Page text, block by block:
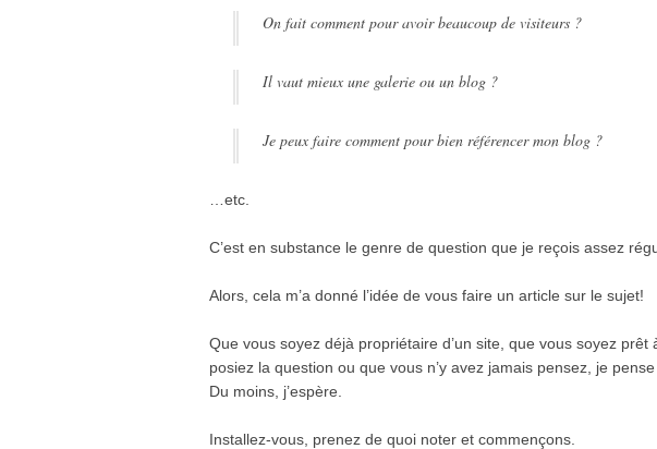
On fait comment pour avoir beaucoup de visiteurs ?
Il vaut mieux une galerie ou un blog ?
Je peux faire comment pour bien référencer mon blog ?
…etc.
C’est en substance le genre de question que je reçois assez
Alors, cela m’a donné l’idée de vous faire un article sur le sujet!
Que vous soyez déjà propriétaire d’un site, que vous soyez
posiez la question ou que vous n’y avez jamais pensez, je
Du moins, j’espère.
Installez-vous, prenez de quoi noter et commençons.